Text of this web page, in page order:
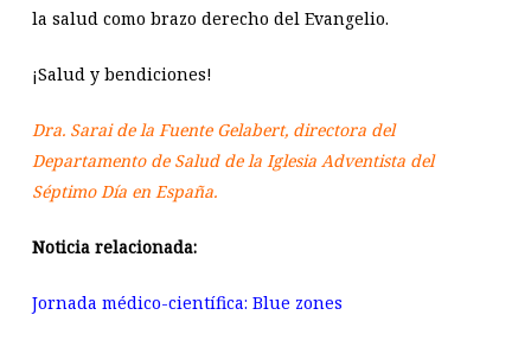
la salud como brazo derecho del Evangelio.
¡Salud y bendiciones!
Dra. Sarai de la Fuente Gelabert, directora del
Departamento de Salud de la Iglesia Adventista del
Séptimo Día en España.
Noticia relacionada:
Jornada médico-científica: Blue zones